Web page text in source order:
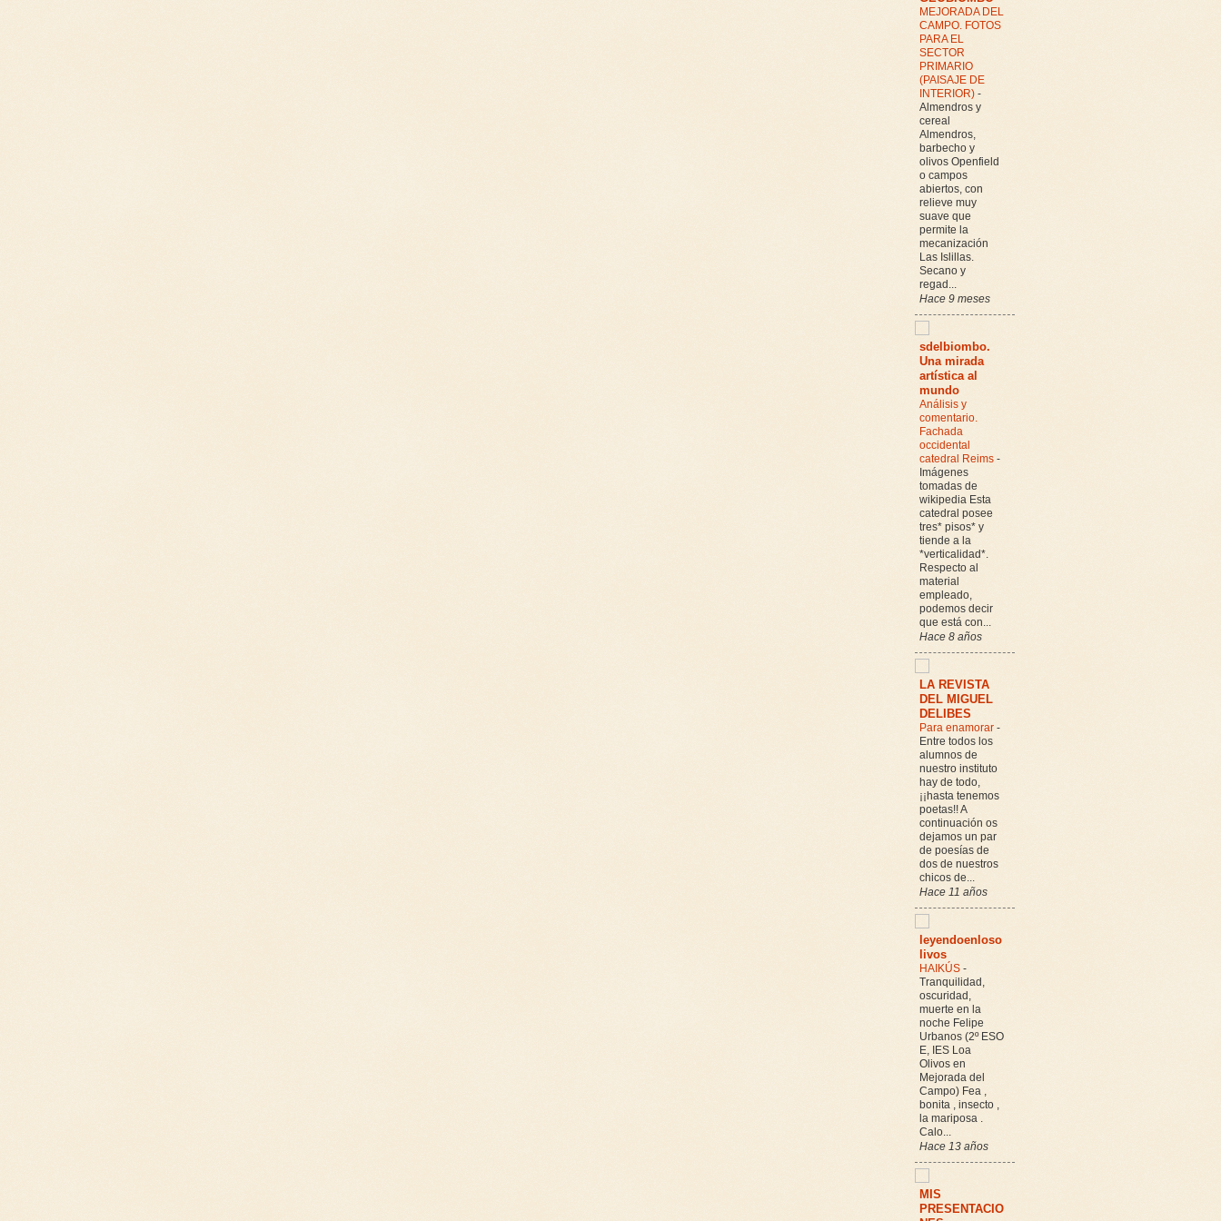
MEJORADA DEL
CAMPO. FOTOS
PARA EL
SECTOR
PRIMARIO
(PAISAJE DE
INTERIOR) -
Almendros y
cereal
Almendros,
barbecho y
olivos Openfield
o campos
abiertos, con
relieve muy
suave que
permite la
mecanización
Las Islillas.
Secano y
regad...
Hace 9 meses
sdelbiombo.
Una mirada
artística al
mundo
Análisis y
comentario.
Fachada
occidental
catedral Reims -
Imágenes
tomadas de
wikipedia Esta
catedral posee
tres* pisos* y
tiende a la
*verticalidad*.
Respecto al
material
empleado,
podemos decir
que está con...
Hace 8 años
LA REVISTA
DEL MIGUEL
DELIBES
Para enamorar -
Entre todos los
alumnos de
nuestro instituto
hay de todo,
¡¡hasta tenemos
poetas!! A
continuación os
dejamos un par
de poesías de
dos de nuestros
chicos de...
Hace 11 años
leyendoenloso
livos
HAIKÚS -
Tranquilidad,
oscuridad,
muerte en la
noche Felipe
Urbanos (2º ESO
E, IES Loa
Olivos en
Mejorada del
Campo) Fea ,
bonita , insecto ,
la mariposa .
Calo...
Hace 13 años
MIS
PRESENTACIO